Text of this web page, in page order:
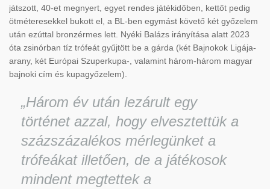
játszott, 40-et megnyert, egyet rendes játékidőben, kettőt pedig
ötméteresekkel bukott el, a BL-ben egymást követő két győzelem
után ezúttal bronzérmes lett. Nyéki Balázs irányítása alatt 2023
óta zsinórban tíz trófeát gyűjtött be a gárda (két Bajnokok Ligája-
arany, két Európai Szuperkupa-, valamint három-három magyar
bajnoki cím és kupagyőzelem).
„Három év után lezárult egy
történet azzal, hogy elvesztettük a
százszázalékos mérlegünket a
trófeákat illetően, de a játékosok
mindent megtettek a